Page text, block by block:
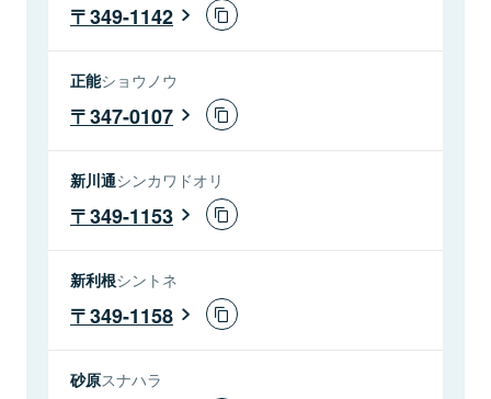
349-1142
正能ショウノウ
347-0107
新川通シンカワドオリ
349-1153
新利根シントネ
349-1158
砂原スナハラ